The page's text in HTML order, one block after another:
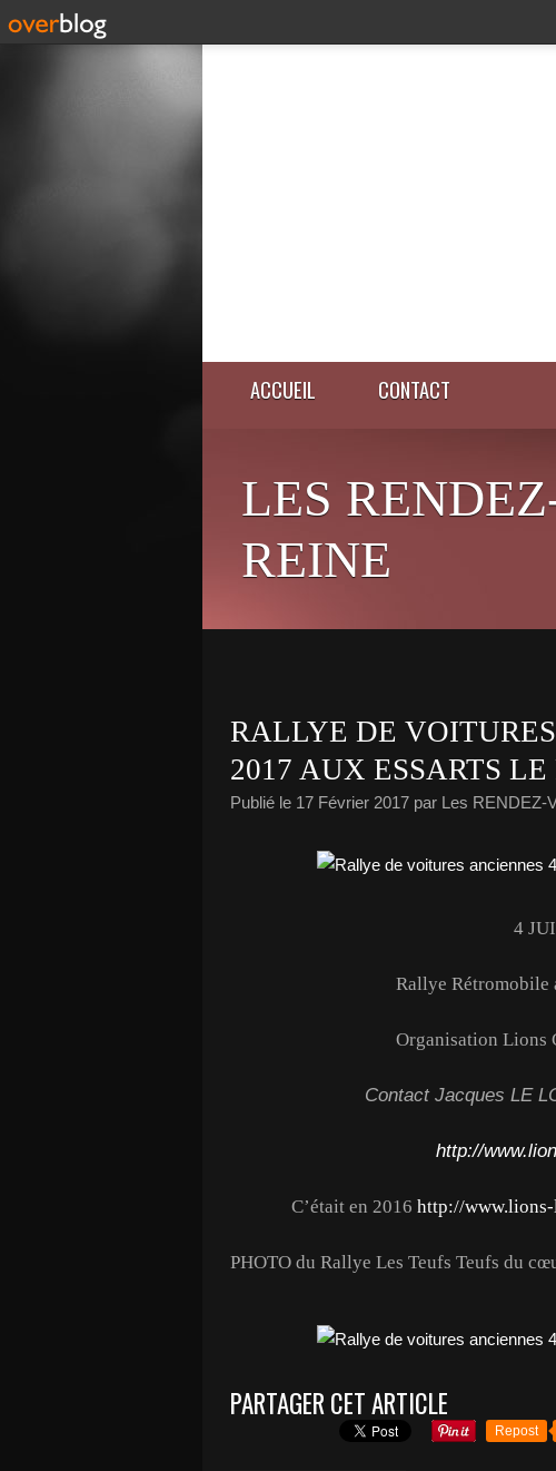
ACCUEIL CONTACT
LES
REINE
RALLYE DE
2017 AUX ESSARTS LE
Publié le 17 Février 2017 par Les RENDEZ-
4
Rallye Rétromobile
Organisation Lions
Contact Jacques LE
http://
C’était en 2016 http://www.lions-
PHOTO du Rallye Les Teufs Teufs du
PARTAGER CET ARTICLE
Repost